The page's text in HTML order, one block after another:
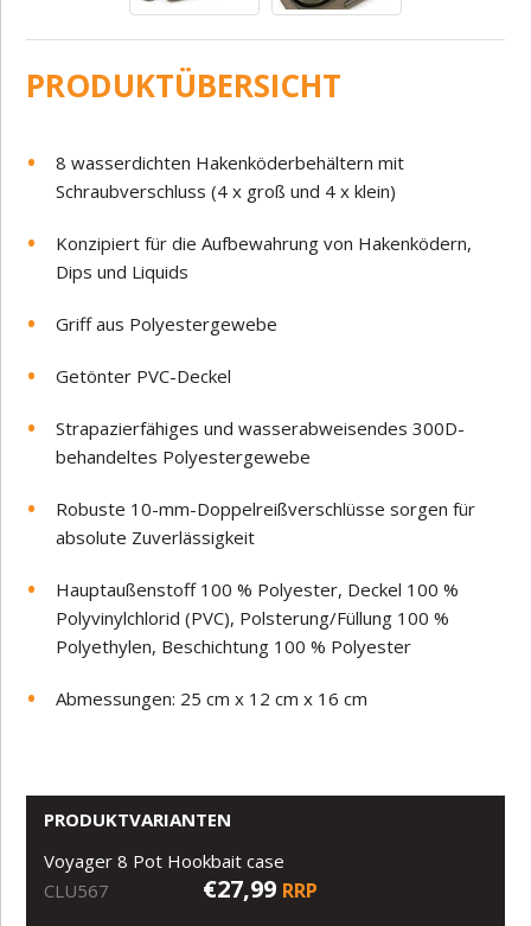
PRODUKTÜBERSICHT
8 wasserdichten Hakenköderbehältern mit
Schraubverschluss (4 x groß und 4 x klein)
Konzipiert für die Aufbewahrung von Hakenködern,
Dips und Liquids
Griff aus Polyestergewebe
Getönter PVC-Deckel
Strapazierfähiges und wasserabweisendes 300D-
behandeltes Polyestergewebe
Robuste 10-mm-Doppelreißverschlüsse sorgen für
absolute Zuverlässigkeit
Hauptaußenstoff 100 % Polyester, Deckel 100 %
Polyvinylchlorid (PVC), Polsterung/Füllung 100 %
Polyethylen, Beschichtung 100 % Polyester
Abmessungen: 25 cm x 12 cm x 16 cm
PRODUKTVARIANTEN
Voyager 8 Pot Hookbait case
CLU567
€27,99 RRP